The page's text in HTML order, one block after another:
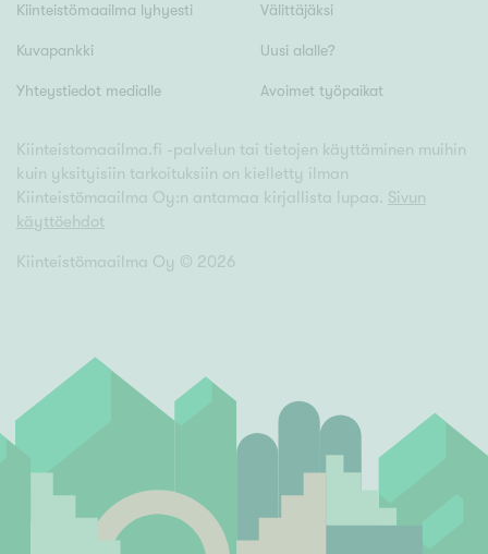
Kiinteistömaailma lyhyesti
Kuvapankki
Yhteystiedot medialle
Välittäjäksi
Uusi alalle?
Avoimet työpaikat
Kiinteistomaailma.fi -palvelun tai tietojen käyttäminen muihin
kuin yksityisiin tarkoituksiin on kielletty ilman
Kiinteistömaailma Oy:n antamaa kirjallista lupaa. Sivun
käyttöehdot
Kiinteistömaailma Oy © 2026